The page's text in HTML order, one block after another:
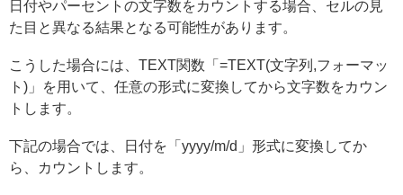
日付やパーセントの文字数をカウントする場合、セルの見
た目と異なる結果となる可能性があります。
こうした場合には、TEXT関数「=TEXT(文字列,フォーマッ
ト)」を用いて、任意の形式に変換してから文字数をカウン
トします。
下記の場合では、日付を「yyyy/m/d」形式に変換してか
ら、カウントします。